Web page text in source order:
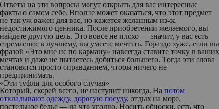
Ответы на эти вопросы могут открыть для вас интересные
факты о самом себе. Вполне может оказаться, что этот предмет
не так уж важен для вас, но кажется желанным из-за
недостижимого ценника. После приобретении желаемого, вы
найдете другую цель. Это вовсе не плохо — значит, у вас есть
стремление к лучшему, вы умеете мечтать. Гораздо хуже, если вы
фразой «Это мне не по карману» навсегда ставите точку в ваших
мечтах и даже не пытаетесь добиться большего. Тогда эти слова
становятся просто оправданием, чтобы ничего не
предпринимать.
«Эти туфли для особого случая»
Который, скорей всего, не наступит никогда. На потом
откладывают одежду, дорогую посуду, отдых на море,
постельное белье — да что угодно. Носить обноски, есть что